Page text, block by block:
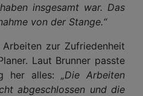
insgesamt war. Das
von der Stange.“
zur Zufriedenheit
Laut Brunner passte
her alles: „Die Arbeiten
abgeschlossen und die